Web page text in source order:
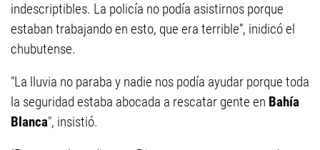
indescriptibles. La policía no podía asistirnos porque
estaban trabajando en esto, que era terrible”, inidicó el
chubutense.
"La lluvia no paraba y nadie nos podía ayudar porque toda
la seguridad estaba abocada a rescatar gente en Bahía
Blanca", insistió.